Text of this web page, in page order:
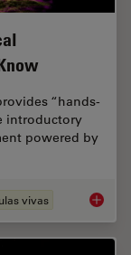
“hands-
introductory
powered by
vivas